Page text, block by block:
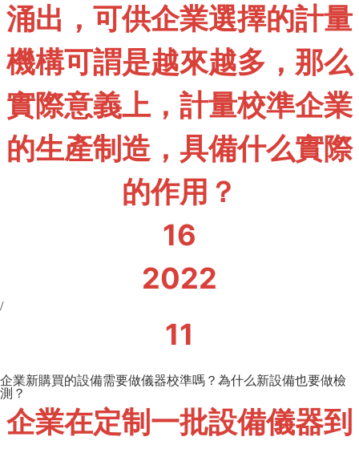
涌出，可供企業選擇的計量
機構可謂是越來越多，那么
實際意義上，計量校準企業
的生產制造，具備什么實際
的作用？
16
2022
/
11
企業新購買的設備需要做儀器校準嗎？為什么新設備也要做檢
測？
企業在定制一批設備儀器到